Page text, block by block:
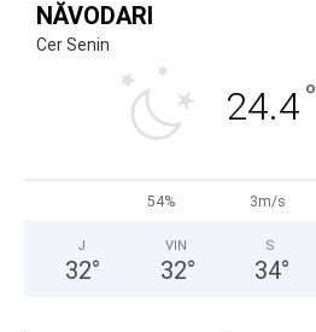
NĂVODARI
Cer Senin
24.4°
54% 3m/s
J
32°
VIN
32°
S
34°